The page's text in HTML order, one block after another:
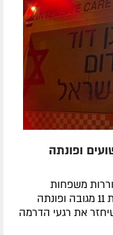
ופונתה
משפחות
חב"דיות רבות, נפלה במהלך השבת ילדה בת 11 מגובה ופונתה
את רגעי הדרמה